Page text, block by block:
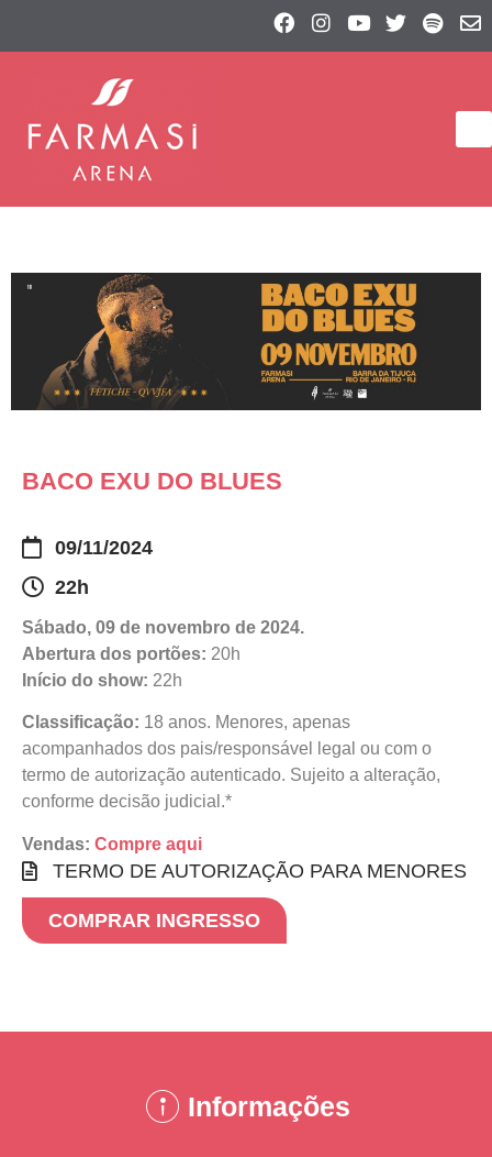
BACO EXU DO BLUES
09/11/2024
22h
Sábado, 09 de novembro de 2024.
Abertura dos portões: 20h
Início do show: 22h
Classificação: 18 anos. Menores, apenas
acompanhados dos pais/responsável legal ou com o
termo de autorização autenticado. Sujeito a alteração,
conforme decisão judicial.*
Vendas: Compre aqui
TERMO DE AUTORIZAÇÃO PARA MENORES
COMPRAR INGRESSO
Informações